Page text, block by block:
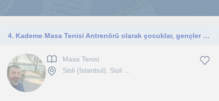
4. Kademe Masa Tenisi Antrenörü olarak çocuklar, gençler ve yetişkinlerle bireysel ve grup antrenmanları yürütmekteyim. Teknik gel
Masa Tenisi
Sisli (İstanbul), Sisli ...